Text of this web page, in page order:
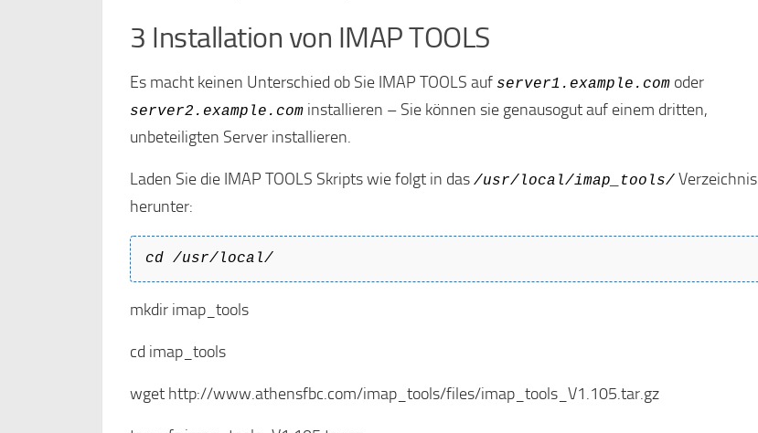
3 Installation von IMAP TOOLS
Es macht keinen Unterschied ob Sie IMAP TOOLS auf server1.example.com oder
server2.example.com installieren – Sie können sie genausogut auf einem dritten,
unbeteiligten Server installieren.
Laden Sie die IMAP TOOLS Skripts wie folgt in das /usr/local/imap_tools/ Verzeichnis
herunter:
cd /usr/local/
mkdir imap_tools
cd imap_tools
wget http://www.athensfbc.com/imap_tools/files/imap_tools_V1.105.tar.gz